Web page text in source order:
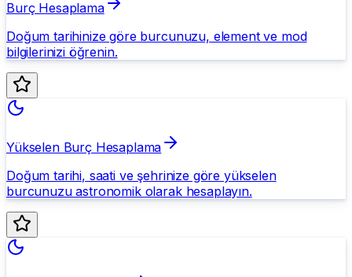
Burç Hesaplama
Doğum tarihinize göre burcunuzu, element ve mod
bilgilerinizi öğrenin.
Yükselen Burç Hesaplama
Doğum tarihi, saati ve şehrinize göre yükselen
burcunuzu astronomik olarak hesaplayın.